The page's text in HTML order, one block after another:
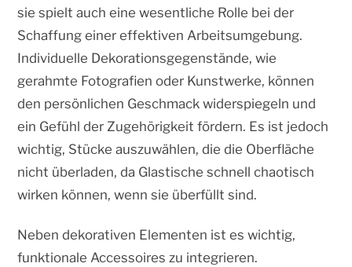
sie spielt auch eine wesentliche Rolle bei der
Schaffung einer effektiven Arbeitsumgebung.
Individuelle Dekorationsgegenstände, wie
gerahmte Fotografien oder Kunstwerke, können
den persönlichen Geschmack widerspiegeln und
ein Gefühl der Zugehörigkeit fördern. Es ist jedoch
wichtig, Stücke auszuwählen, die die Oberfläche
nicht überladen, da Glastische schnell chaotisch
wirken können, wenn sie überfüllt sind.
Neben dekorativen Elementen ist es wichtig,
funktionale Accessoires zu integrieren.